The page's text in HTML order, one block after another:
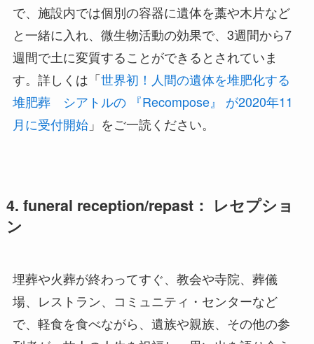
で、施設内では個別の容器に遺体を藁や木片など
と一緒に入れ、微生物活動の効果で、3週間から7
週間で土に変質することができるとされていま
す。詳しくは「世界初！人間の遺体を堆肥化する
堆肥葬 シアトルの 『Recompose』 が2020年11
月に受付開始」をご一読ください。
4. funeral reception/repast： レセプショ
ン
埋葬や火葬が終わってすぐ、教会や寺院、葬儀
場、レストラン、コミュニティ・センターなど
で、軽食を食べながら、遺族や親族、その他の参